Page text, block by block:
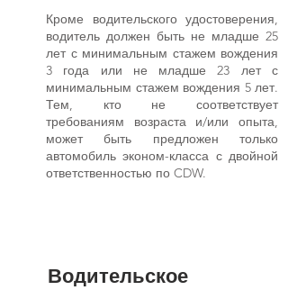
Кроме водительского удостоверения,
водитель должен быть не младше 25
лет с минимальным стажем вождения
3 года или не младше 23 лет с
минимальным стажем вождения 5 лет.
Тем, кто не соответствует
требованиям возраста и/или опыта,
может быть предложен только
автомобиль эконом-класса с двойной
ответственностью по CDW.
Водительское